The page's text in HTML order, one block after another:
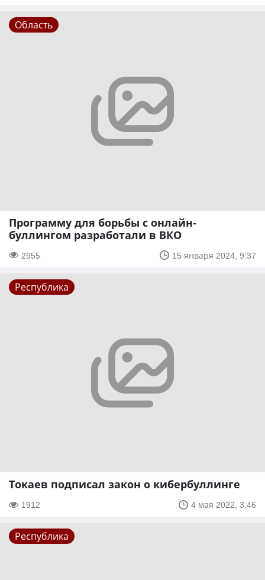
Область
Программу для борьбы с онлайн-
буллингом разработали в ВКО
2955 15 января 2024, 9:37
Республика
Токаев подписал закон о кибербуллинге
1912 4 мая 2022, 3:46
Республика